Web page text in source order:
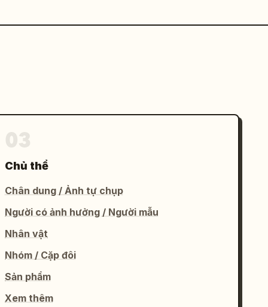
Chủ thể
Chân dung / Ảnh tự chụp
Người có ảnh hưởng / Người mẫu
Nhân vật
Nhóm / Cặp đôi
Sản phẩm
Xem thêm